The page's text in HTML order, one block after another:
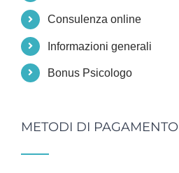
Consulenza online
Informazioni generali
Bonus Psicologo
METODI DI PAGAMENTO